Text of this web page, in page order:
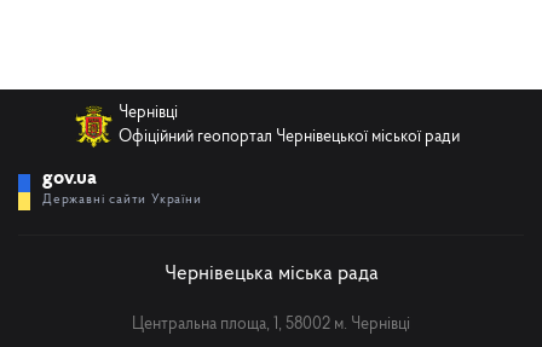
Чернівці
Офіційний геопортал Чернівецької міської ради
gov.ua
Державні сайти України
Чернівецька міська рада
Центральна площа, 1, 58002 м. Чернівці